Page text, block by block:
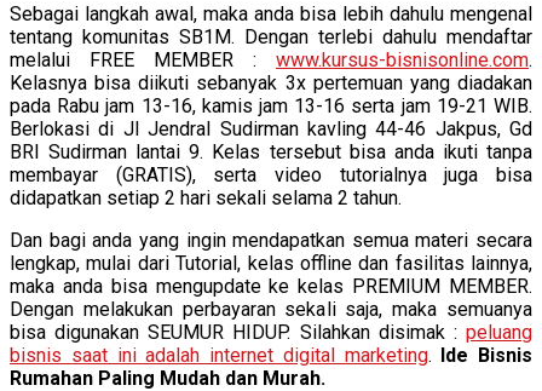
Sebagai langkah awal, maka anda bisa lebih dahulu mengenal
tentang komunitas SB1M. Dengan terlebi dahulu mendaftar
melalui FREE MEMBER : www.kursus-bisnisonline.com.
Kelasnya bisa diikuti sebanyak 3x pertemuan yang diadakan
pada Rabu jam 13-16, kamis jam 13-16 serta jam 19-21 WIB.
Berlokasi di Jl Jendral Sudirman kavling 44-46 Jakpus, Gd
BRI Sudirman lantai 9. Kelas tersebut bisa anda ikuti tanpa
membayar (GRATIS), serta video tutorialnya juga bisa
didapatkan setiap 2 hari sekali selama 2 tahun.
Dan bagi anda yang ingin mendapatkan semua materi secara
lengkap, mulai dari Tutorial, kelas offline dan fasilitas lainnya,
maka anda bisa mengupdate ke kelas PREMIUM MEMBER.
Dengan melakukan perbayaran sekali saja, maka semuanya
bisa digunakan SEUMUR HIDUP. Silahkan disimak : peluang
bisnis saat ini adalah internet digital marketing. Ide Bisnis
Rumahan Paling Mudah dan Murah.